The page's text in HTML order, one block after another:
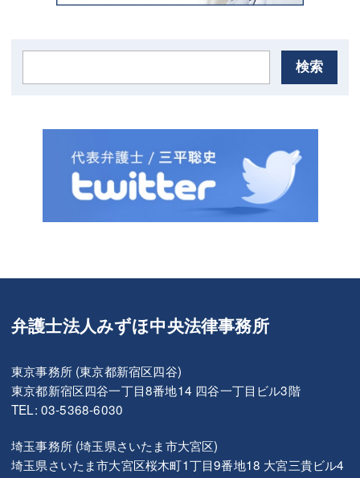
検索
弁護士法人みずほ中央法律事務所
東京事務所 (東京都新宿区四谷)
東京都新宿区四谷一丁目8番地14 四谷一丁目ビル3階
TEL: 03-5368-6030
埼玉事務所 (埼玉県さいたま市大宮区)
埼玉県さいたま市大宮区桜木町1丁目9番地18 大宮三貴ビル4